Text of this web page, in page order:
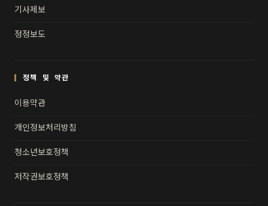
기사제보
정정보도
정책 및 약관
이용약관
개인정보처리방침
청소년보호정책
저작권보호정책